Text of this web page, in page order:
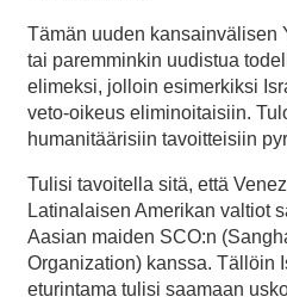
Tämän uuden kansainvälisen
tai paremminkin uudistua
elimeksi, jolloin esimerkiksi
veto-oikeus eliminoitaisiin.
humanitäärisiin tavoitteisiin
Tulisi tavoitella sitä, että
Latinalaisen Amerikan valtiot
Aasian maiden SCO:n
Organization) kanssa. Tällöin
eturintama tulisi saamaan